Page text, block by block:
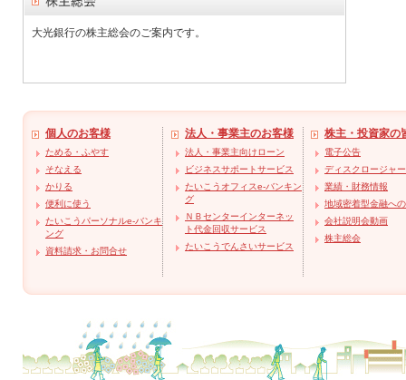
大光銀行の株主総会のご案内です。
個人のお客様
ためる・ふやす
そなえる
かりる
便利に使う
たいこうパーソナルe-バンキ
ング
資料請求・お問合せ
法人・事業主のお客様
法人・事業主向けローン
ビジネスサポートサービス
たいこうオフィスe-バンキン
グ
ＮＢセンターインターネッ
ト代金回収サービス
たいこうでんさいサービス
株主・投資家の
電子公告
ディスクロージャ
業績・財務情報
地域密着型金融へ
会社説明会動画
株主総会